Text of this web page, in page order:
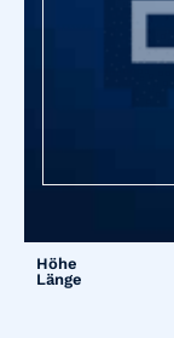
Höhe
Länge